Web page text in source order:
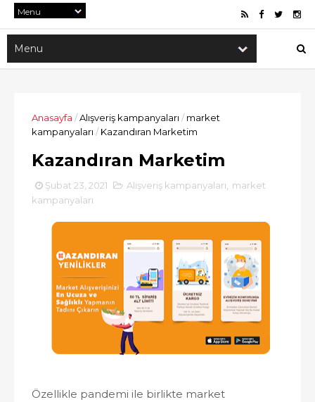
Anasayfa /Alışveriş kampanyaları / market
kampanyaları / Kazandıran Marketim
Kazandıran Marketim
Şubat 23, 2021 Alışveriş kampanyaları
market
kampanyaları
Özellikle pandemi ile birlikte market